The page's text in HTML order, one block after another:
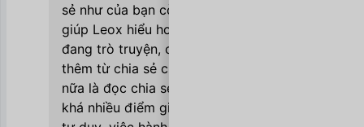
sẻ như của bạn còn lớn hơn nhiều. Vì nó
giúp Leox hiểu hơn về những ng mà mình
đang trò truyện, cũng giúp Leox học đc
thêm từ chia sẻ của các bạn. Điều thấy vui
nữa là đọc chia sẻ của Văn Vinci thì thấy
khá nhiều điểm giống nhau, từ nhận thức